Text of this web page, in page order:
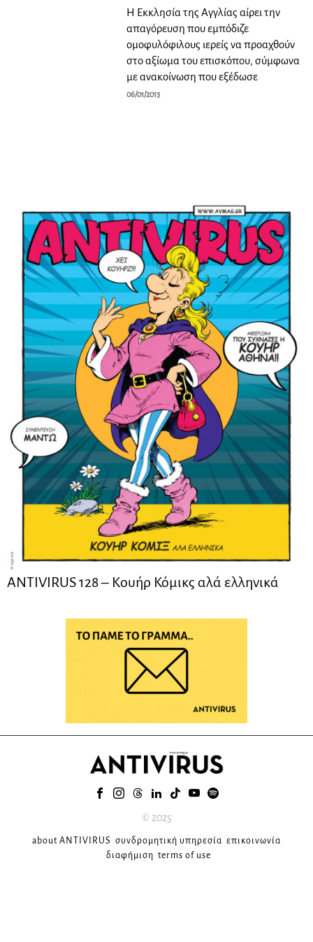
Η Εκκλησία της Αγγλίας αίρει την
απαγόρευση που εμπόδιζε
ομοφυλόφιλους ιερείς να προαχθούν
στο αξίωμα του επισκόπου, σύμφωνα
με ανακοίνωση που εξέδωσε
06/01/2013
ANTIVIRUS 128 – Kουήρ Κόμικς αλά ελληνικά
© 2025
about ANTIVIRUS συνδρομητική υπηρεσία επικοινωνία
διαφήμιση terms of use